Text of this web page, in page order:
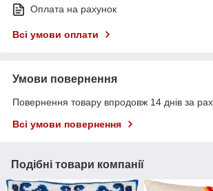
Оплата на рахунок
Всі умови оплати
Умови повернення
Повернення товару впродовж 14 днів за
Всі умови повернення
Подібні товари компанії